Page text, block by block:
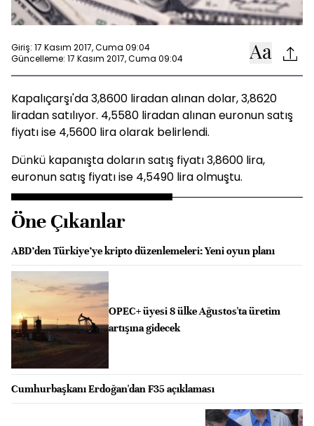
Giriş: 17 Kasım 2017, Cuma 09:04
Güncelleme: 17 Kasım 2017, Cuma 09:04
Kapalıçarşı'da 3,8600 liradan alınan dolar, 3,8620
liradan satılıyor. 4,5580 liradan alınan euronun satış
fiyatı ise 4,5600 lira olarak belirlendi.
Dünkü kapanışta doların satış fiyatı 3,8600 lira,
euronun satış fiyatı ise 4,5490 lira olmuştu.
Öne Çıkanlar
ABD’den Türkiye’ye kripto düzenlemeleri: Yeni oyun planı
OPEC+ üyesi 8 ülke Ağustos'ta üretim
artışına gidecek
Cumhurbaşkanı Erdoğan'dan F35 açıklaması